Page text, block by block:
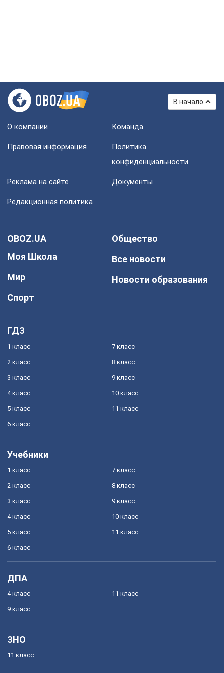
В начало
О компании Команда
Правовая информация
Политика
конфиденциальности
Реклама на сайте Документы
Редакционная политика
OBOZ.UA
Моя Школа
Мир
Спорт
Общество
Все новости
Новости образования
ГДЗ
1 класс
2 класс
3 класс
4 класс
5 класс
6 класс
7 класс
8 класс
9 класс
10 класс
11 класс
Учебники
1 класс
2 класс
3 класс
4 класс
5 класс
6 класс
7 класс
8 класс
9 класс
10 класс
11 класс
ДПА
4 класс
9 класс
11 класс
ЗНО
11 класс